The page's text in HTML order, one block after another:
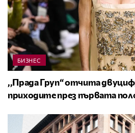
БИЗНЕС
,,Прада Груп“ отчита
приходите през първата